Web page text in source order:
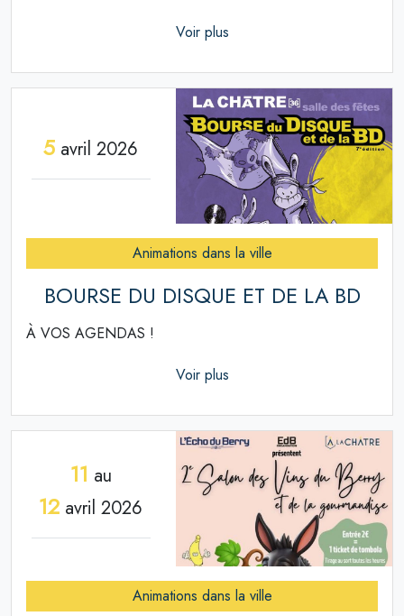
Voir plus
5 avril 2026
Animations dans la ville
BOURSE DU DISQUE ET DE LA BD
À VOS AGENDAS !
Voir plus
11 au
12 avril 2026
Animations dans la ville